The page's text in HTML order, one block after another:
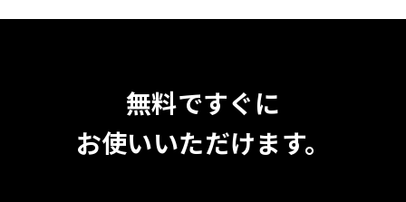
無料ですぐに
お使いいただけます。